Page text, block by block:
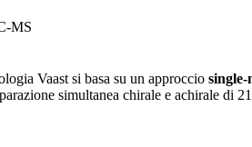
MS
Vaast si basa su un approcciosingle-
simultanea chirale e achirale di